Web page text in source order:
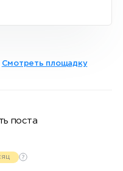
Смотреть площадку
поста